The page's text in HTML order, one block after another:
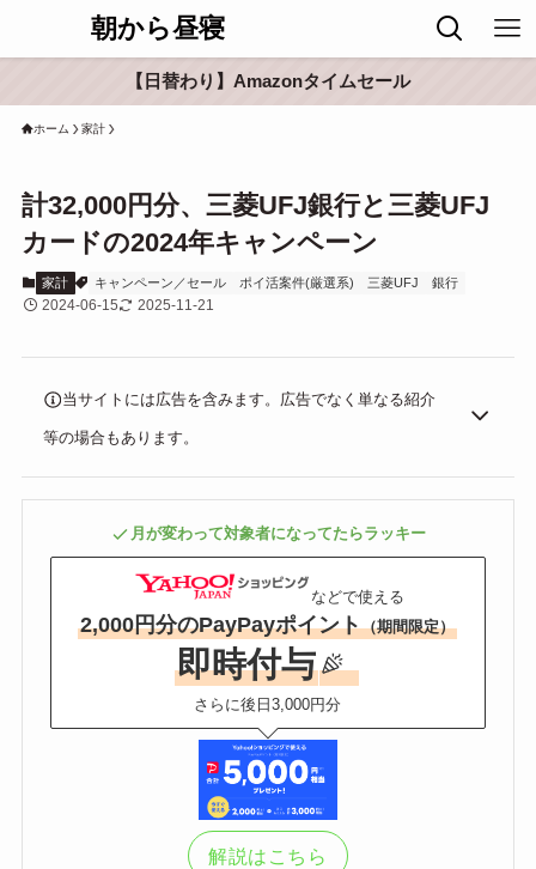
朝から昼寝
【日替わり】Amazonタイムセール
ホーム 家計
計32,000円分、三菱UFJ銀行と三菱UFJ
カードの2024年キャンペーン
家計 キャンペーン／セール ポイ活案件(厳選系) 三菱UFJ 銀行
2024-06-15 2025-11-21
当サイトには広告を含みます。広告でなく単なる紹介
等の場合もあります。
月が変わって対象者になってたらラッキー
などで使える
2,000円分のPayPayポイント（期間限定）
即時付与
さらに後日3,000円分
解説はこちら